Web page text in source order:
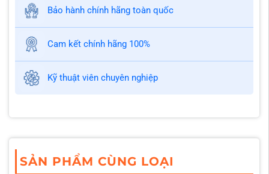
Bảo hành chính hãng toàn quốc
Cam kết chính hãng 100%
Kỹ thuật viên chuyên nghiệp
SẢN PHẨM CÙNG LOẠI